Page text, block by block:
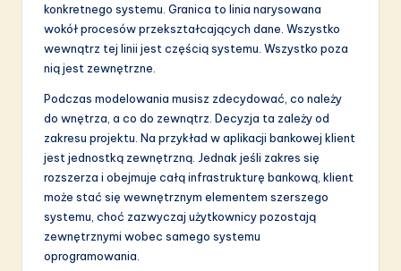
konkretnego systemu. Granica to linia narysowana
wokół procesów przekształcających dane. Wszystko
wewnątrz tej linii jest częścią systemu. Wszystko poza
nią jest zewnętrzne.
Podczas modelowania musisz zdecydować, co należy
do wnętrza, a co do zewnątrz. Decyzja ta zależy od
zakresu projektu. Na przykład w aplikacji bankowej klient
jest jednostką zewnętrzną. Jednak jeśli zakres się
rozszerza i obejmuje całą infrastrukturę bankową, klient
może stać się wewnętrznym elementem szerszego
systemu, choć zazwyczaj użytkownicy pozostają
zewnętrznymi wobec samego systemu
oprogramowania.